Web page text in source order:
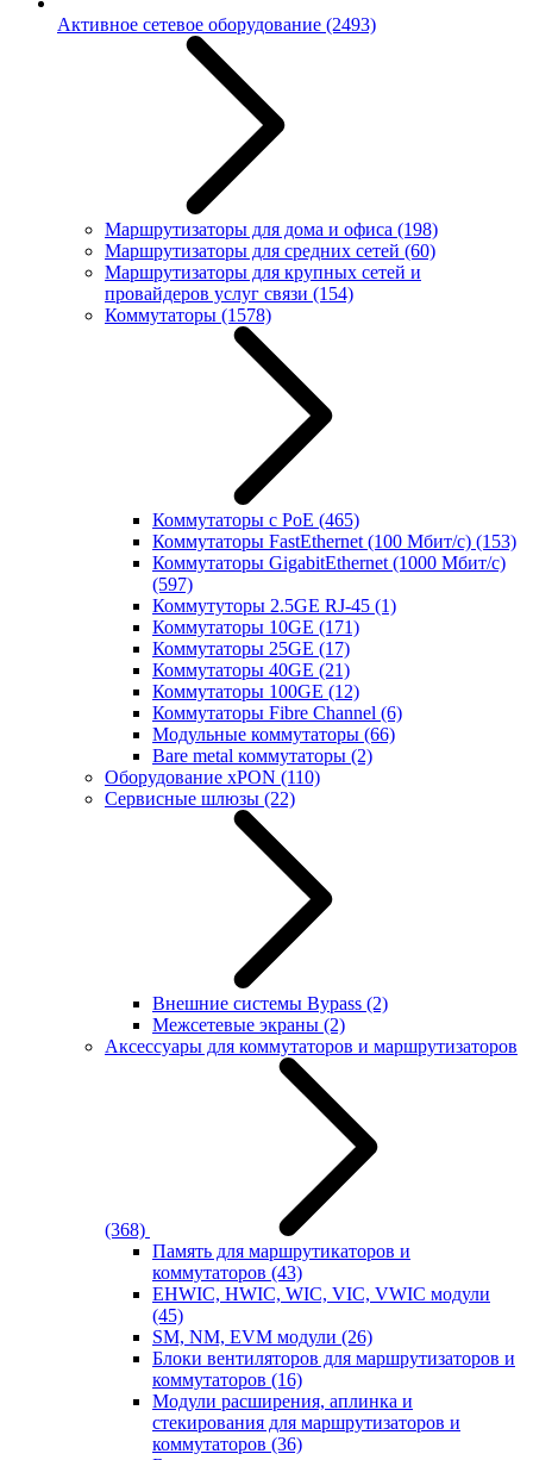
Активное сетевое оборудование (2493)
Маршрутизаторы для дома и офиса (198)
Маршрутизаторы для средних сетей (60)
Маршрутизаторы для крупных сетей и
провайдеров услуг связи (154)
Коммутаторы (1578)
Коммутаторы с PoE (465)
Коммутаторы FastEthernet (100 Мбит/с) (153)
Коммутаторы GigabitEthernet (1000 Мбит/с)
(597)
Коммутуторы 2.5GE RJ-45 (1)
Коммутаторы 10GE (171)
Коммутаторы 25GE (17)
Коммутаторы 40GE (21)
Коммутаторы 100GE (12)
Коммутаторы Fibre Channel (6)
Модульные коммутаторы (66)
Bare metal коммутаторы (2)
Оборудование xPON (110)
Сервисные шлюзы (22)
Внешние системы Bypass (2)
Межсетевые экраны (2)
Аксессуары для коммутаторов и маршрутизаторов
(368)
Память для маршрутикаторов и
коммутаторов (43)
EHWIC, HWIC, WIC, VIC, VWIC модули
(45)
SM, NM, EVM модули (26)
Блоки вентиляторов для маршрутизаторов и
коммутаторов (16)
Модули расширения, аплинка и
стекирования для маршрутизаторов и
коммутаторов (36)